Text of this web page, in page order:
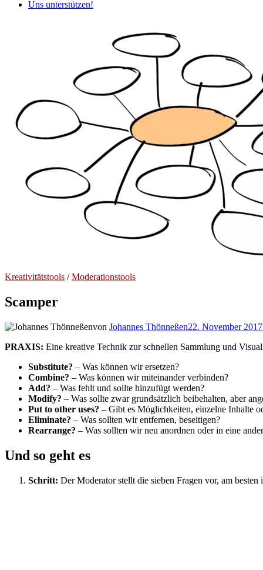
Uns unterstützen!
Kreativitätstools /Moderationstools
Scamper
von Johannes Thönneßen22. November 2017
PRAXIS: Eine kreative Technik zur schnellen Sammlung und
Substitute? – Was können wir ersetzen?
Combine? – Was können wir miteinander verbinden?
Add? – Was fehlt und sollte hinzufügt werden?
Modify? – Was sollte zwar grundsätzlich beibehalten, aber
Put to other uses? – Gibt es Möglichkeiten, einzelne Inhalte
Eliminate? – Was sollten wir entfernen, beseitigen?
Rearrange? – Was sollten wir neu anordnen oder in eine
Und so geht es
Schritt: Der Moderator stellt die sieben Fragen vor, am